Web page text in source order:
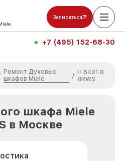
Записаться
+7 (495) 152-68-30
Ремонт Духовых
шкафов Miele
/ H 6401 B
BRWS
шкафа Miele
в Москве